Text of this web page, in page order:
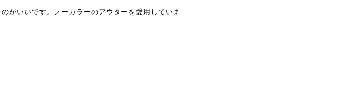
がいいです。ノーカラーのアウターを愛用していま